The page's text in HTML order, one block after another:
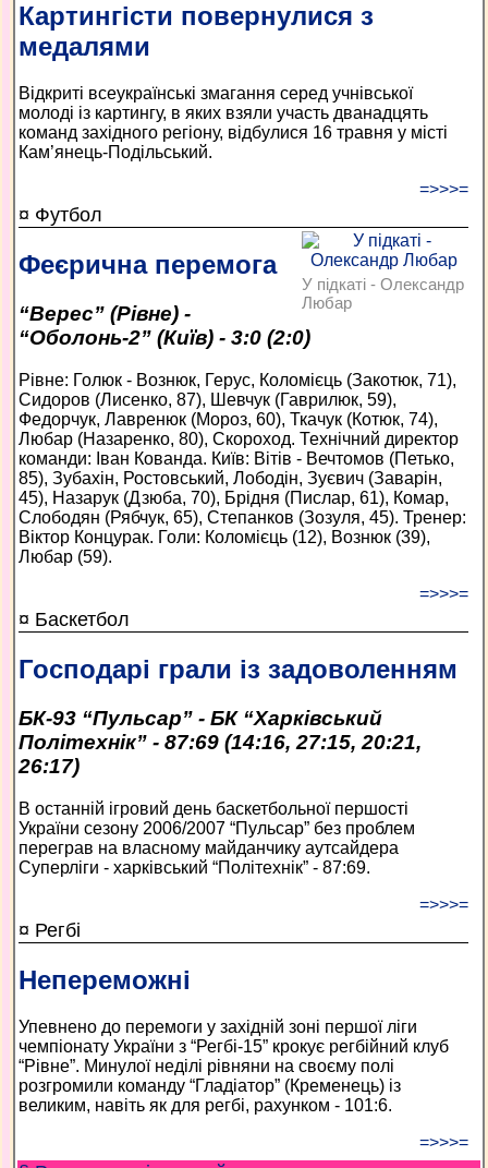
Картингісти повернулися з
медалями
Відкриті всеукраїнські змагання серед учнівської
молоді із картингу, в яких взяли участь дванадцять
команд західного регіону, відбулися 16 травня у місті
Кам’янець-Подільський.
=>>>=
¤ Футбол
У підкаті - Олександр
Любар
Феєрична перемога
“Верес” (Рівне) -
“Оболонь-2” (Київ) - 3:0 (2:0)
Рівне: Голюк - Вознюк, Герус, Коломієць (Закотюк, 71),
Сидоров (Лисенко, 87), Шевчук (Гаврилюк, 59),
Федорчук, Лавренюк (Мороз, 60), Ткачук (Котюк, 74),
Любар (Назаренко, 80), Скороход. Технічний директор
команди: Іван Кованда. Київ: Вітів - Вечтомов (Петько,
85), Зубахін, Ростовський, Лободін, Зуєвич (Заварін,
45), Назарук (Дзюба, 70), Брідня (Пислар, 61), Комар,
Слободян (Рябчук, 65), Степанков (Зозуля, 45). Тренер:
Віктор Концурак. Голи: Коломієць (12), Вознюк (39),
Любар (59).
=>>>=
¤ Баскетбол
Господарі грали із задоволенням
БК-93 “Пульсар” - БК “Харківський
Політехнік” - 87:69 (14:16, 27:15, 20:21,
26:17)
В останній ігровий день баскетбольної першості
України сезону 2006/2007 “Пульсар” без проблем
переграв на власному майданчику аутсайдера
Суперліги - харківський “Політехнік” - 87:69.
=>>>=
¤ Регбі
Непереможні
Упевнено до перемоги у західній зоні першої ліги
чемпіонату України з “Регбі-15” крокує регбійний клуб
“Рівне”. Минулої неділі рівняни на своєму полі
розгромили команду “Гладіатор” (Кременець) із
великим, навіть як для регбі, рахунком - 101:6.
=>>>=